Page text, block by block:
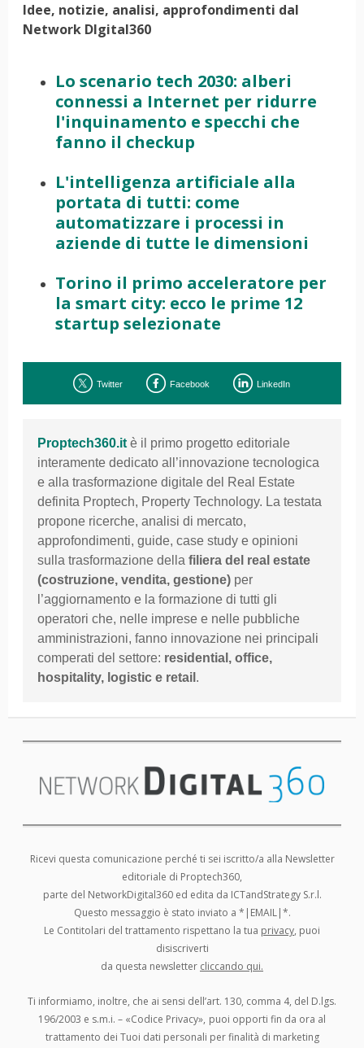
Idee, notizie, analisi, approfondimenti dal
Network DIgital360
Lo scenario tech 2030: alberi
connessi a Internet per ridurre
l'inquinamento e specchi che
fanno il checkup
L'intelligenza artificiale alla
portata di tutti: come
automatizzare i processi in
aziende di tutte le dimensioni
Torino il primo acceleratore per
la smart city: ecco le prime 12
startup selezionate
Twitter Facebook LinkedIn
Proptech360.it è il primo progetto editoriale
interamente dedicato all’innovazione tecnologica
e alla trasformazione digitale del Real Estate
definita Proptech, Property Technology. La testata
propone ricerche, analisi di mercato,
approfondimenti, guide, case study e opinioni
sulla trasformazione della filiera del real estate
(costruzione, vendita, gestione) per
l’aggiornamento e la formazione di tutti gli
operatori che, nelle imprese e nelle pubbliche
amministrazioni, fanno innovazione nei principali
comperati del settore: residential, office,
hospitality, logistic e retail .
Ricevi questa comunicazione perché ti sei iscritto/a alla Newsletter
editoriale di Proptech360,
parte del NetworkDigital360 ed edita da ICTandStrategy S.r.l.
Questo messaggio è stato inviato a *|EMAIL|*.
Le Contitolari del trattamento rispettano la tua privacy, puoi
disiscriverti
da questa newsletter cliccando qui.
Ti informiamo, inoltre, che ai sensi dell’art. 130, comma 4, del D.lgs.
196/2003 e s.m.i. – «Codice Privacy», puoi opporti fin da ora al
trattamento dei Tuoi dati personali per finalità di marketing